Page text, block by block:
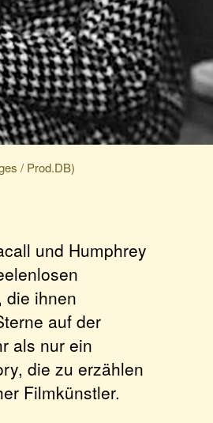
/ Prod.DB)
und Humphrey
die ihnen
auf der
als nur ein
die zu erzählen
Filmkünstler.